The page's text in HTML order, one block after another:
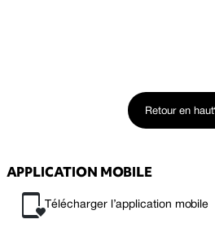
Retour en haut
APPLICATION MOBILE
Télécharger l’application mobile